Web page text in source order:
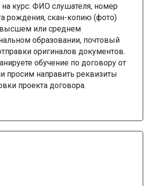
на курс: ФИО слушателя, номер
рождения, скан-копию (фото)
или среднем
образовании, почтовый
оригиналов документов.
обучение по договору от
просим направить реквизиты
проекта договора.